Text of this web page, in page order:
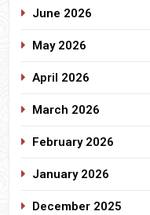
June 2026
May 2026
April 2026
March 2026
February 2026
January 2026
December 2025